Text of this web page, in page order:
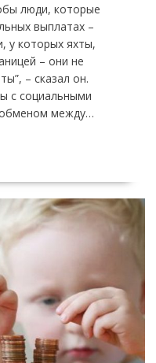
люди, которые
выплатах –
у которых яхты,
– они не
– сказал он.
с социальными
между…